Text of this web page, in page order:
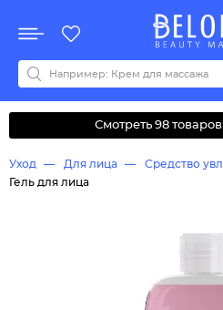
Акции
Все бренды
0-9ABCDEFGHIJKLMNOPQRSTUV
Смотреть 98
Уход Для лица
Средство
Гель для лица